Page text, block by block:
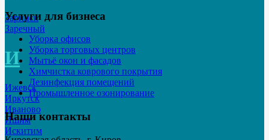
Заринск
Заречный
И
Ижевск
Иркутск
Иваново
Ишим
Искитим
Услуги для бизнеса
Уборка офисов
Уборка торговых центров
Мытьё окон и фасадов
Химчистка коврового покрытия
Дезинфекция помещений
Промышленное озонирование
Наши контакты